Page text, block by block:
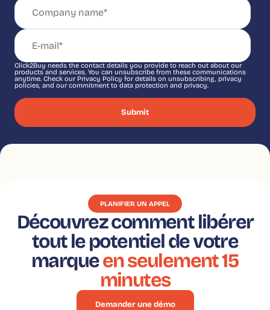
Click2Buy needs the contact details you provide to reach out about our
products and services. You can unsubscribe from these communications
anytime. Check our Privacy Policy for details on unsubscribing, privacy
policies, and our commitment to data protection and privacy.
PLANIFIER UN APPEL
Découvrez comment libérer
tout le potentiel de votre
marqueen seulement 15
minutes
Demander une démo